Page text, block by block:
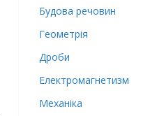
Будова речовин
Геометрія
Дроби
Електромагнетизм
Механіка